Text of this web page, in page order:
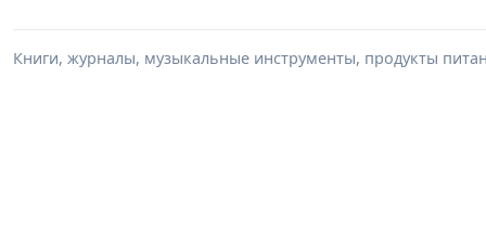
Книги, журналы, музыкальные инструменты, продукты